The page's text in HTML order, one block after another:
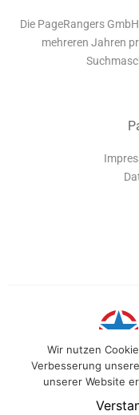
Die PageRangers
mehreren Jahren
PageRangers ist eine
Webseite optimal zu
Wir nutzen
Verbesserung
unserer Website